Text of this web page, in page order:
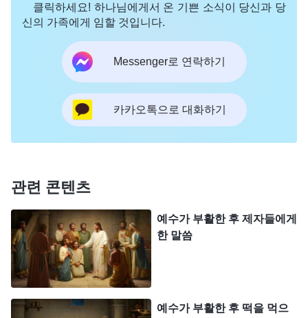
우리가 나눈 모든 내용은 하나님의 성품과 관련 있
고, 사람과 일, 사물을 대하는 하나님의 태도와 관련
있다. 위의 두 성경 구절 역시 예외는 아니다. 이 두
노를 보았다고 말한다. 혹자는 거스를 수 없는 하나
사람은 이 두 구절에서 하나님의 분노와 거스를 수
도에 대해서는 여전히 진정으로 알지 못했다. 이 두
구절에는 하나님을 모독하고 하나님을 노하게 하는
사람에 대한 하나님의 진정한 태도와 처리 방식이 담
겨 있다. 이 태도와 처리 방식이 바로 “말로써 성령을
거스르는 것만은 이 세상에서도 다음 세상에서도 절
클릭하세요! 하나님에게서 온 기쁜 소식이 당신과 당
신의 가족에게 임할 것입니다.
Messenger로 연락하기
카카오톡으로 대화하기
관련 콘텐츠
예수가 부활한 후 제자들에게
한 말씀
예수가 부활한 후 떡을 먹으